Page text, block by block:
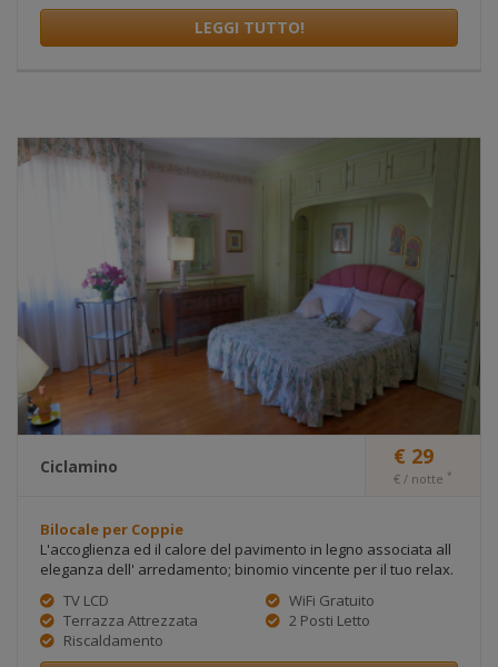
LEGGI TUTTO!
Ciclamino € 29
€ / notte *
Bilocale per Coppie
L'accoglienza ed il calore del pavimento in legno associata all
eleganza dell' arredamento; binomio vincente per il tuo relax.
TV LCD
Terrazza Attrezzata
Riscaldamento
WiFi Gratuito
2 Posti Letto